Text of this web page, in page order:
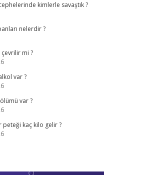
kimlerle savaştık ?
nelerdir ?
çevrilir mi ?
var ?
var ?
kaç kilo gelir ?